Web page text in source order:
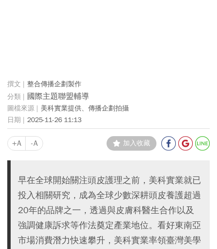
整合傳播企劃製作
國際主題聯盟輔導
美科實業提供、傳播企劃拍攝
2025-11-26 11:13
+A -A 加入收藏
早在全球開始關注頭皮護理之前，美科實業就已
投入相關研究，成為全球少數深耕頭皮養護超過
20年的品牌之一，透過與皮膚科醫生合作以及
強調健康訴求等作法奠定產業地位。看好東南亞
市場消費潛力快速攀升，美科實業率領臺灣美學